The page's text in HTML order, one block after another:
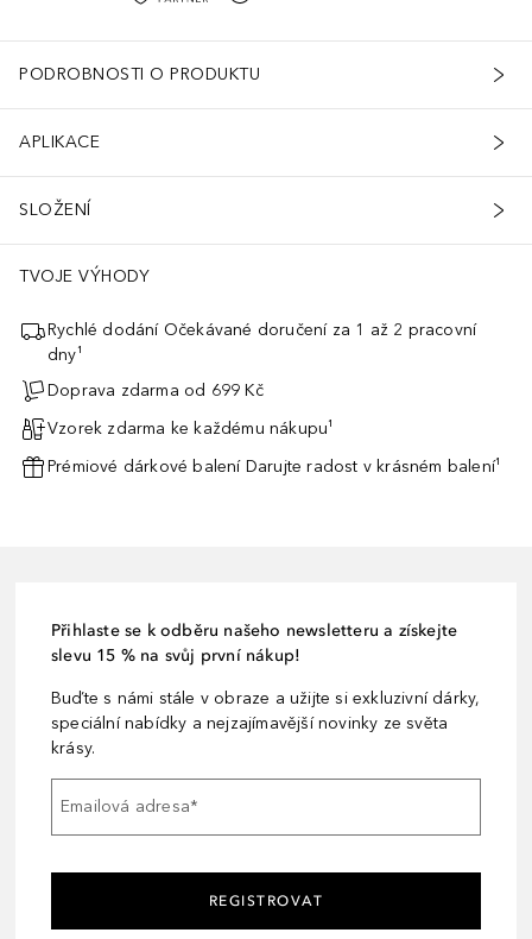
PODROBNOSTI O PRODUKTU
APLIKACE
SLOŽENÍ
TVOJE VÝHODY
Rychlé dodání Očekávané doručení za 1 až 2 pracovní
dny¹
Doprava zdarma od 699 Kč
Vzorek zdarma ke každému nákupu¹
Prémiové dárkové balení Darujte radost v krásném balení¹
Přihlaste se k odběru našeho newsletteru a získejte
slevu 15 % na svůj první nákup!
Buďte s námi stále v obraze a užijte si exkluzivní dárky,
speciální nabídky a nejzajímavější novinky ze světa
krásy.
Emailová adresa*
REGISTROVAT